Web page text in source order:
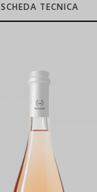
SCHEDA TECNICA